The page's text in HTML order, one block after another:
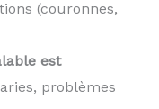
(couronnes,
est
problèmes